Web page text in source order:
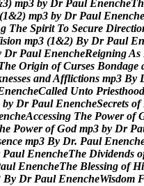
3) mp3 by Dr Paul EnencheTh
(1&2) mp3 by Dr Paul Enenche
g The Spirit To Secure Directio
ision mp3 (1&2) By Dr Paul En
Dr Paul EnencheReigningAs
he Origin of Curses Bondage
nesses andAfflictions mp3 By
nencheCalled Unto Priesthood
by Dr Paul EnencheSecrets of
ncheAccessing The Power of
he Power of God mp3 by Dr Pa
ence mp3 By Dr. Paul Enench
Paul EnencheThe Dividends o
aul EnencheThe Blessing of Hi
By Dr Paul EnencheWisdom